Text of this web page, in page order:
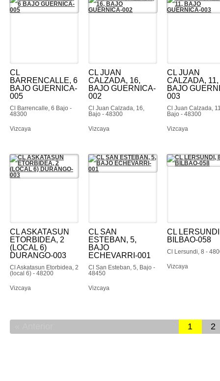
CL
BARRENCALLE, 6
BAJO GUERNICA-
005
Cl Barrencalle, 6 Bajo -
48300
Vizcaya
CL JUAN
CALZADA, 16,
BAJO GUERNICA-
002
Cl Juan Calzada, 16,
Bajo - 48300
Vizcaya
CL JUAN
CALZADA, 11,
BAJO
003
Cl Juan Calzada,
Bajo - 48300
Vizcaya
CL ASKATASUN
ETORBIDEA, 2
(LOCAL 6)
DURANGO-003
Cl Askatasun Etorbidea, 2
(local 6) - 48200
Vizcaya
CL SAN
ESTEBAN, 5,
BAJO
ECHEVARRI-001
Cl San Esteban, 5, Bajo -
48450
Vizcaya
CL
BILBAO-058
Cl Lersundi, 8 -
Vizcaya
1 2